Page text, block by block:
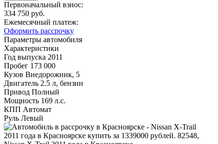
Первоначальный взнос:
334 750 руб.
Ежемесячный платеж:
Оформить рассрочку
Параметры автомобиля
Характеристики
Год выпуска 2011
Пробег 173 000
Кузов Внедорожник, 5
Двигатель 2.5 л, бензин
Привод Полный
Мощность 169 л.с.
КПП Автомат
Руль Левый